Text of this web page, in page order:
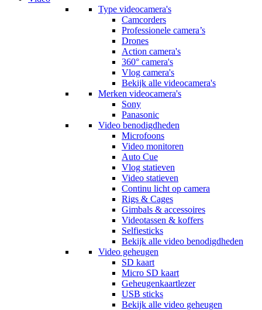
Type videocamera's
Camcorders
Professionele camera’s
Drones
Action camera's
360° camera's
Vlog camera's
Bekijk alle videocamera's
Merken videocamera's
Sony
Panasonic
Video benodigdheden
Microfoons
Video monitoren
Auto Cue
Vlog statieven
Video statieven
Continu licht op camera
Rigs & Cages
Gimbals & accessoires
Videotassen & koffers
Selfiesticks
Bekijk alle video benodigdheden
Video geheugen
SD kaart
Micro SD kaart
Geheugenkaartlezer
USB sticks
Bekijk alle video geheugen